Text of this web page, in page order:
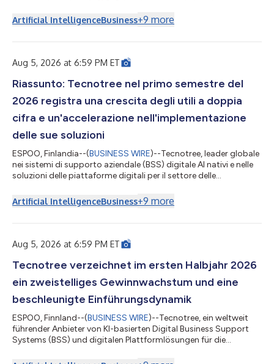
半期の決算を発表しました。すべての主要財務指標が改善し、営
業利益率は800ベーシスポイント上昇しました。また、過去最高
上高は3,680万ユーロ（3,420万ユーロ）となり、前年同期比
7.5%増加しました。為替変動の影響を除くと3,760万ユーロで、
前年同期比10.0%増となりました。 営業利益（EBIT）は1,320万
ユーロ（960万ユーロ）となり、前年同期比38.1%増加しまし
た。 営業利益率は36.0%（28.0%）となり、前年同期比800ベ
ーシスポイント上昇しました。 純利益は450万ユーロ（260万ユ
ーロ）となり、前年同期比73.5%増加しました。 純利益率は
12.0%（7.0%）でした。 フリーキ...
Artificial IntelligenceBusiness+9 more
Aug 5, 2026 at 6:59 PM ET
Riassunto: Tecnotree nel primo semestre del
2026 registra una crescita degli utili a doppia
cifra e un'accelerazione nell'implementazione
delle sue soluzioni
ESPOO, Finlandia--(BUSINESS WIRE)--Tecnotree, leader globale
nei sistemi di supporto aziendale (BSS) digitale AI nativi e nelle
soluzioni delle piattaforme digitali per il settore delle
primo semestre 2026: l'azienda ha fatto registrare la crescita di
tutti i principali indicatori finanziari, ha aumentato il margine
Artificial IntelligenceBusiness+9 more
Aug 5, 2026 at 6:59 PM ET
Tecnotree verzeichnet im ersten Halbjahr 2026
ein zweistelliges Gewinnwachstum und eine
beschleunigte Einführungsdynamik
ESPOO, Finnland--(BUSINESS WIRE)--Tecnotree, ein weltweit
führender Anbieter von KI-basierten Digital Business Support
Systems (BSS) und digitalen Plattformlösungen für die
das erste Halbjahr 2026 bekannt. Das Unternehmen